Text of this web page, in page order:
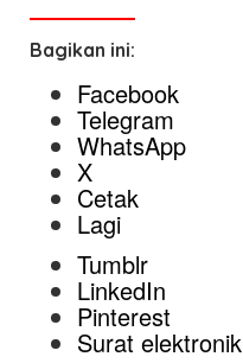
Bagikan ini:
Facebook
Telegram
WhatsApp
X
Cetak
Lagi
Tumblr
LinkedIn
Pinterest
Surat elektronik